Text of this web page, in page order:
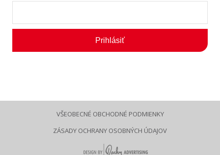
Prihlásiť
VŠEOBECNÉ OBCHODNÉ PODMIENKY
ZÁSADY OCHRANY OSOBNÝCH ÚDAJOV